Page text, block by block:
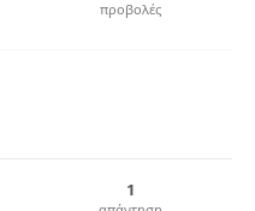
προβολές
1